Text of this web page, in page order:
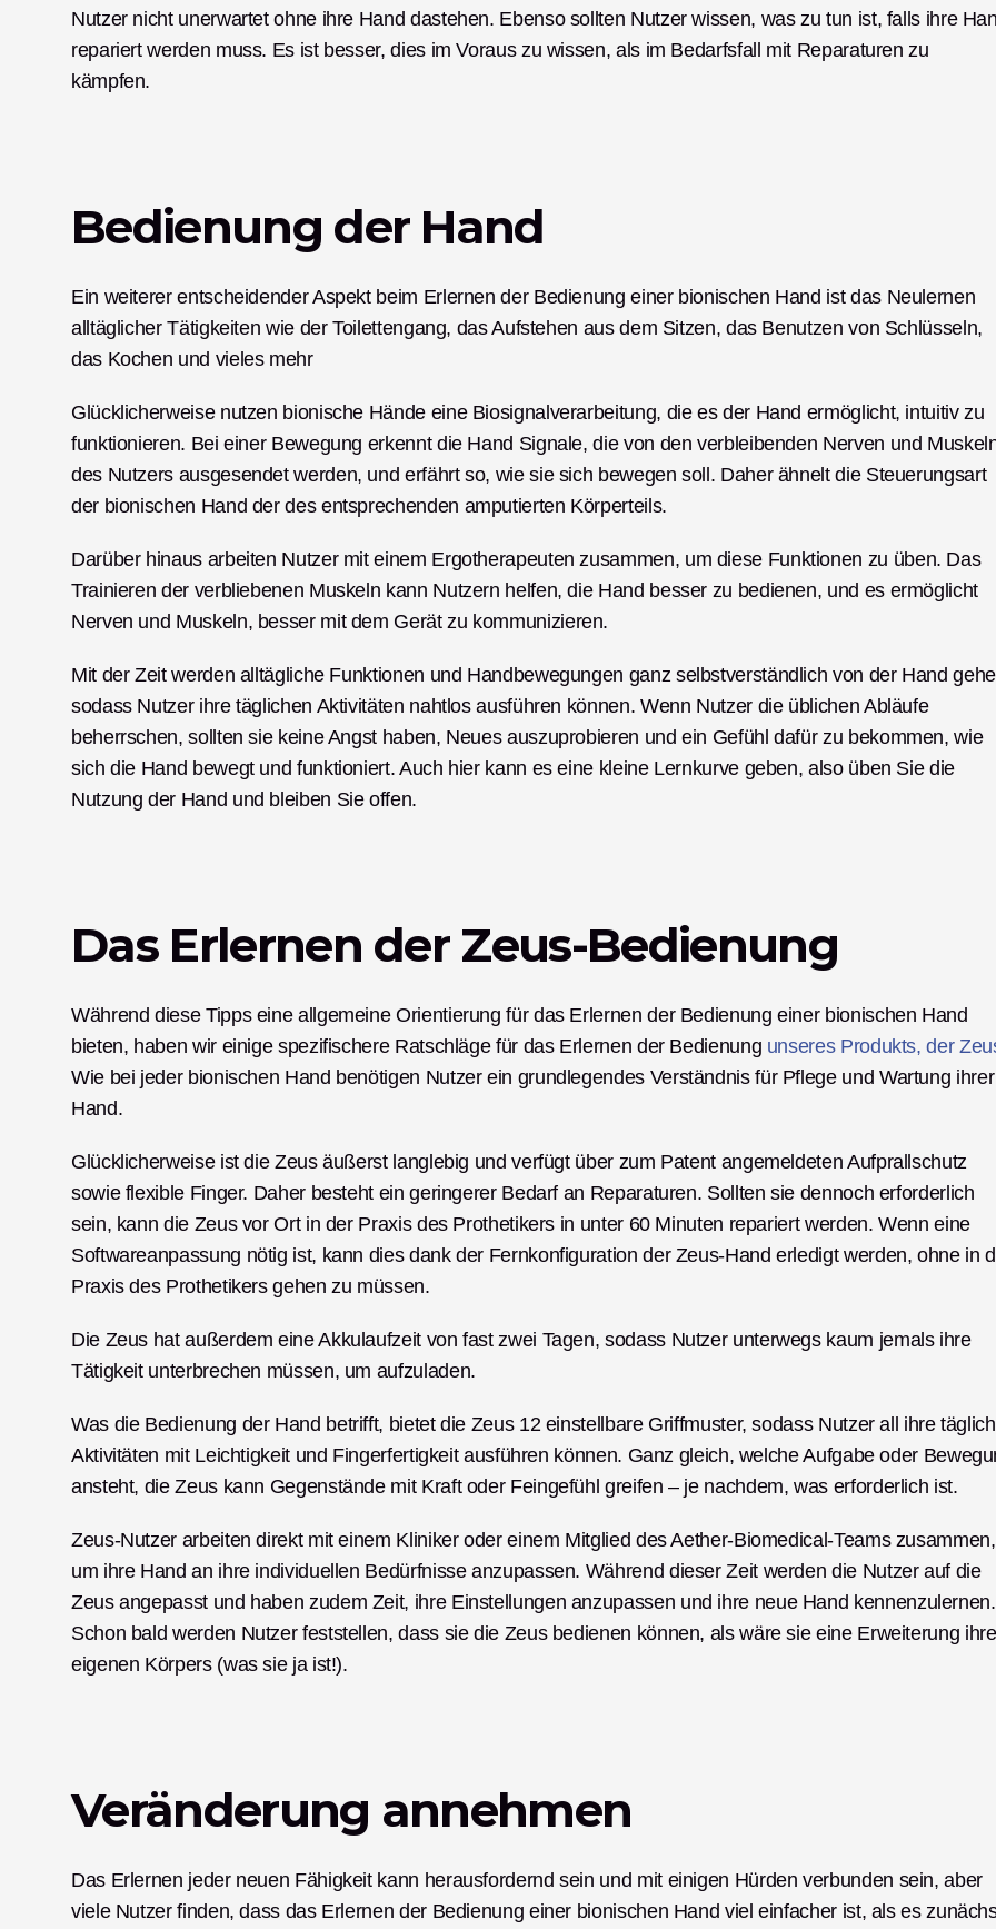
Nutzer nicht unerwartet ohne ihre Hand dastehen. Ebenso sollten Nutzer wissen, was zu tun ist, falls ihre
repariert werden muss. Es ist besser, dies im Voraus zu wissen, als im Bedarfsfall mit Reparaturen zu
kämpfen.
Bedienung der Hand
Ein weiterer entscheidender Aspekt beim Erlernen der Bedienung einer bionischen Hand ist das Neulernen
alltäglicher Tätigkeiten wie der Toilettengang, das Aufstehen aus dem Sitzen, das Benutzen von Schlüsseln,
das Kochen und vieles mehr
Glücklicherweise nutzen bionische Hände eine Biosignalverarbeitung, die es der Hand ermöglicht, intuitiv zu
funktionieren. Bei einer Bewegung erkennt die Hand Signale, die von den verbleibenden Nerven und
des Nutzers ausgesendet werden, und erfährt so, wie sie sich bewegen soll. Daher ähnelt die Steuerungsart
der bionischen Hand der des entsprechenden amputierten Körperteils.
Darüber hinaus arbeiten Nutzer mit einem Ergotherapeuten zusammen, um diese Funktionen zu üben. Das
Trainieren der verbliebenen Muskeln kann Nutzern helfen, die Hand besser zu bedienen, und es ermöglicht
Nerven und Muskeln, besser mit dem Gerät zu kommunizieren.
Mit der Zeit werden alltägliche Funktionen und Handbewegungen ganz selbstverständlich von der Hand
sodass Nutzer ihre täglichen Aktivitäten nahtlos ausführen können. Wenn Nutzer die üblichen Abläufe
beherrschen, sollten sie keine Angst haben, Neues auszuprobieren und ein Gefühl dafür zu bekommen, wie
sich die Hand bewegt und funktioniert. Auch hier kann es eine kleine Lernkurve geben, also üben Sie die
Nutzung der Hand und bleiben Sie offen.
Das Erlernen der Zeus-Bedienung
Während diese Tipps eine allgemeine Orientierung für das Erlernen der Bedienung einer bionischen Hand
bieten, haben wir einige spezifischere Ratschläge für das Erlernen der Bedienung unseres Produkts, der
Wie bei jeder bionischen Hand benötigen Nutzer ein grundlegendes Verständnis für Pflege und Wartung ihrer
Hand.
Glücklicherweise ist die Zeus äußerst langlebig und verfügt über zum Patent angemeldeten Aufprallschutz
sowie flexible Finger. Daher besteht ein geringerer Bedarf an Reparaturen. Sollten sie dennoch erforderlich
sein, kann die Zeus vor Ort in der Praxis des Prothetikers in unter 60 Minuten repariert werden. Wenn eine
Softwareanpassung nötig ist, kann dies dank der Fernkonfiguration der Zeus-Hand erledigt werden, ohne in
Praxis des Prothetikers gehen zu müssen.
Die Zeus hat außerdem eine Akkulaufzeit von fast zwei Tagen, sodass Nutzer unterwegs kaum jemals ihre
Tätigkeit unterbrechen müssen, um aufzuladen.
Was die Bedienung der Hand betrifft, bietet die Zeus 12 einstellbare Griffmuster, sodass Nutzer all ihre
Aktivitäten mit Leichtigkeit und Fingerfertigkeit ausführen können. Ganz gleich, welche Aufgabe oder
ansteht, die Zeus kann Gegenstände mit Kraft oder Feingefühl greifen – je nachdem, was erforderlich ist.
Zeus-Nutzer arbeiten direkt mit einem Kliniker oder einem Mitglied des Aether-Biomedical-Teams zusammen,
um ihre Hand an ihre individuellen Bedürfnisse anzupassen. Während dieser Zeit werden die Nutzer auf die
Zeus angepasst und haben zudem Zeit, ihre Einstellungen anzupassen und ihre neue Hand kennenzulernen.
Schon bald werden Nutzer feststellen, dass sie die Zeus bedienen können, als wäre sie eine Erweiterung
eigenen Körpers (was sie ja ist!).
Veränderung annehmen
Das Erlernen jeder neuen Fähigkeit kann herausfordernd sein und mit einigen Hürden verbunden sein, aber
viele Nutzer finden, dass das Erlernen der Bedienung einer bionischen Hand viel einfacher ist, als es